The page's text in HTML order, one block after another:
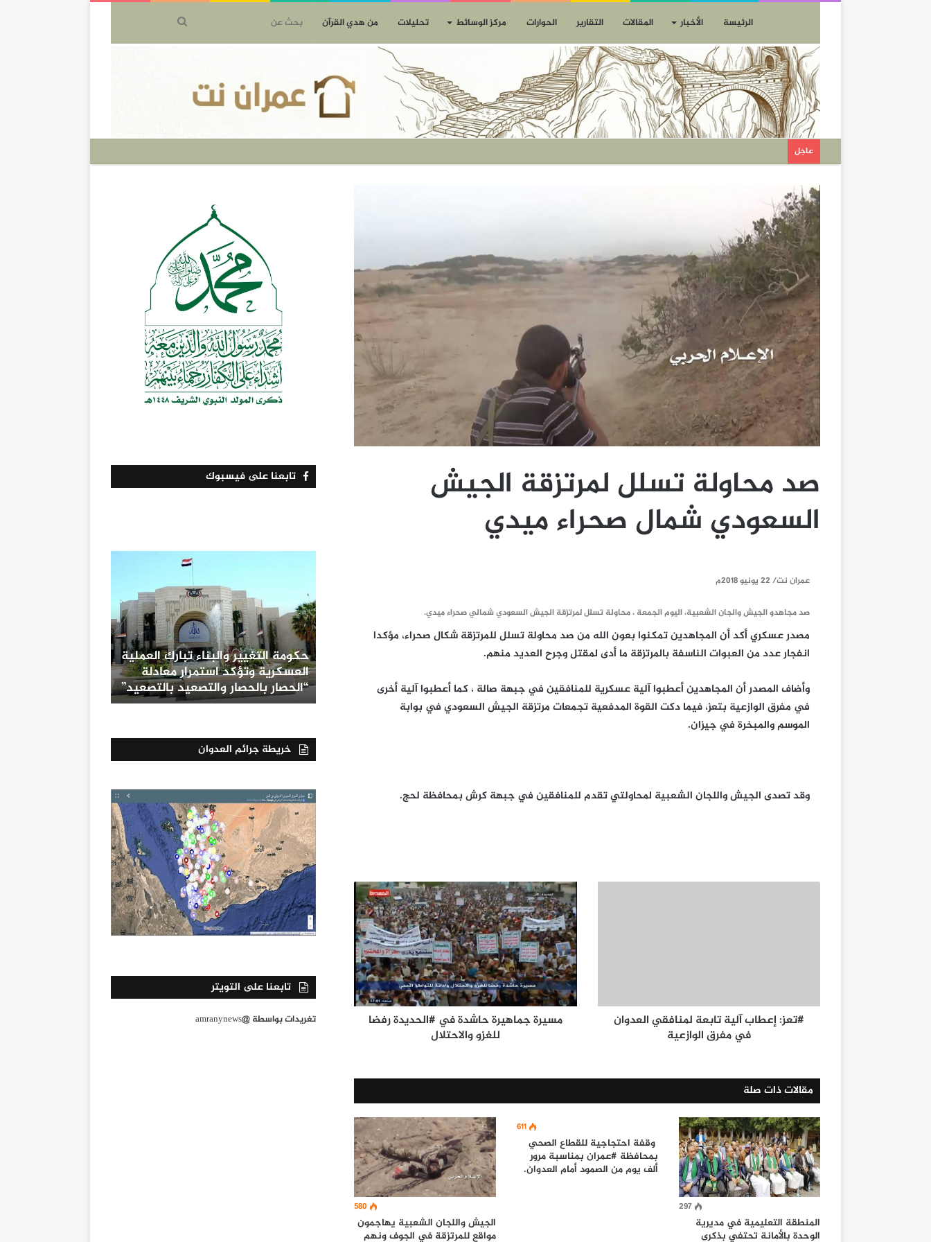
الرئيسة الأخبار المقالات التقارير الحوارات مركز الوسائط تحليلات من هدي القرآن
عاجل
صد محاولة تسلل لمرتزقة الجيش
السعودي شمال صحراء ميدي
عمران نت/ 22 يونيو 2018م
صد مجاهدو الجيش والجان الشعبية، اليوم الجمعة ، محاولة تسلل لمرتزقة الجيش السعودي شمالي صحراء ميدي.
مصدر عسكري أكد أن المجاهدين تمكنوا بعون الله من صد محاولة تسلل للمرتزقة شكال صحراء، مؤكدا
انفجار عدد من العبوات الناسفة بالمرتزقة ما أدى لمقتل وجرح العديد منهم.
وأضاف المصدر أن المجاهدين أعطبوا آلية عسكرية للمنافقين في جبهة صالة ، كما أعطبوا آلية أخرى
في مفرق الوازعية بتعز، فيما دكت القوة المدفعية تجمعات مرتزقة الجيش السعودي في بوابة
الموسم والمبخرة في جيزان.
وقد تصدى الجيش واللجان الشعبية لمحاولتي تقدم للمنافقين في جبهة كرش بمحافظة لحج.
#تعز: إعطاب آلية تابعة لمنافقي العدوان
في مفرق الوازعية
مسيرة جماهيرة حاشدة في #الحديدة رفضا
للغزو والاحتلال
مقالات ذات صلة
297
المنطقة التعليمية في مديرية
الوحدة بالأمانة تحتفي بذكرى
611
وقفة احتجاجية للقطاع الصحي
بمحافظة #عمران بمناسبة مرور
ألف يوم من الصمود أمام العدوان.
580
الجيش واللجان الشعبية يهاجمون
مواقع للمرتزقة في الجوف ونهم
تابعنا على فيسبوك
حكومة التغيير والبناء تبارك العملية
العسكرية وتؤكد استمرار معادلة
“الحصار بالحصار والتصعيد بالتصعيد”
خريطة جرائم العدوان
تابعنا على التويتر
تغريدات بواسطة @amranynews